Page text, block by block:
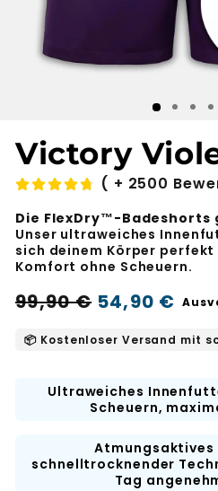
Victory
( + 2500
Die FlexDry™-Badeshorts
Unser ultraweiches
sich deinem Körper
Komfort ohne Scheuern.
Regulärer
Preis
54,90 €
Aktionspreis
99,90 €
📦 Kostenloser Versand mit
Ultraweiches
Scheuern,
schnelltrocknender
Tag